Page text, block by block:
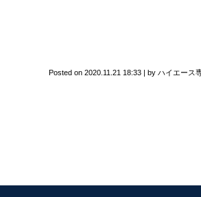
Posted on 2020.11.21 18:33 | by ハイエース